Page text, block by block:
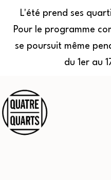
L'été prend ses
Pour le programme
se poursuit même
du 1er au
au
contenu